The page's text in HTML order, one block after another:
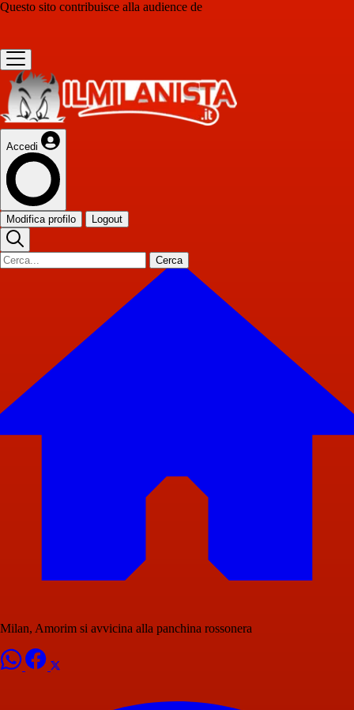
Questo sito contribuisce alla audience de
Accedi
Modifica profilo Logout
Cerca
Milan, Amorim si avvicina alla panchina rossonera